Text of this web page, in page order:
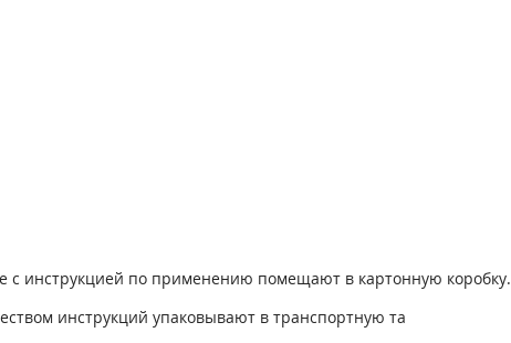
инструкцией по применению помещают в картонную коробку.
инструкций упаковывают в транспортную та